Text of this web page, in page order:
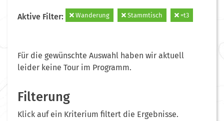
Aktive Filter: Wanderung Stammtisch =t3
Für die gewünschte Auswahl haben wir aktuell
leider keine Tour im Programm.
Filterung
Klick auf ein Kriterium filtert die Ergebnisse.